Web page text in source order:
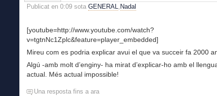
Publicat en 0:09 sota GENERAL, Nadal
[youtube=http://www.youtube.com/watch?
v=tgtnNc1Zplc&feature=player_embedded]
Mireu com es podria explicar avui el que va succeir fa 2000
Algú -amb molt d’enginy- ha mirat d’explicar-ho amb el
actual. Més actual impossible!
Una resposta fins a ara